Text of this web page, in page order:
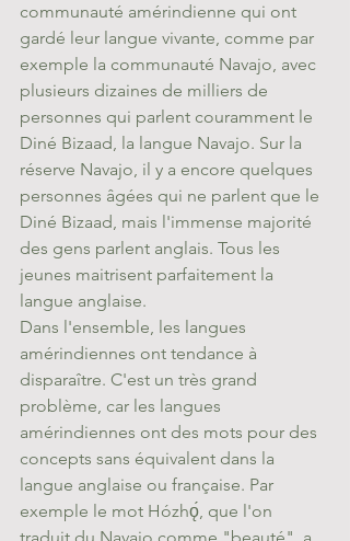
communauté amérindienne qui ont
gardé leur langue vivante, comme par
exemple la communauté Navajo, avec
plusieurs dizaines de milliers de
personnes qui parlent couramment le
Diné Bizaad, la langue Navajo. Sur la
réserve Navajo, il y a encore quelques
personnes âgées qui ne parlent que le
Diné Bizaad, mais l'immense majorité
des gens parlent anglais. Tous les
jeunes maitrisent parfaitement la
langue anglaise.
Dans l'ensemble, les langues
amérindiennes ont tendance à
disparaître. C'est un très grand
problème, car les langues
amérindiennes ont des mots pour des
concepts sans équivalent dans la
langue anglaise ou française. Par
exemple le mot Hózhǫ́, que l'on